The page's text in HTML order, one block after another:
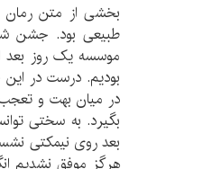
بخشی از متن رمان
طبیعی بود. جشن
موسسه یک روز بعد
بودیم. درست در این
در میان بهت و
بگیرد. به سختی
بعد روی نیمکتی
هرگز موفق نشدیم